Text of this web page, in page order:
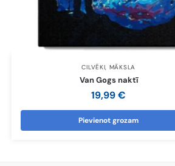
CILVĒKI, MĀKSLA
Van Gogs naktī
19,99€
Pievienot grozam